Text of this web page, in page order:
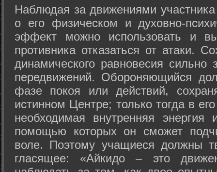
Hаблюдая за движениями
о его физическом и духовно-
эффект можно использовать и
противника отказаться от атаки.
динамического равновесия сильно
передвижений. Обороняющийся
фазе покоя или действий,
истинном Центре; только тогда в
необходимая внутренняя
помощью которых он сможет
воле. Поэтому учащиеся должны
гласящее: «Айкидо – это